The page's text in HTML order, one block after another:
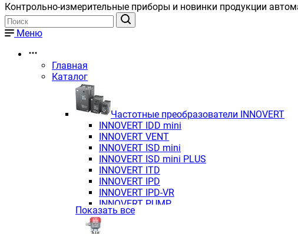
Контрольно-измерительные приборы и новинки продукции
Меню
Главная
Каталог
Частотные преобразователи INNOVERT
INNOVERT IDD mini
INNOVERT VENT
INNOVERT ISD mini
INNOVERT ISD mini PLUS
INNOVERT ITD
INNOVERT IРD
INNOVERT IРD-VR
INNOVERT PUMP
Показать все